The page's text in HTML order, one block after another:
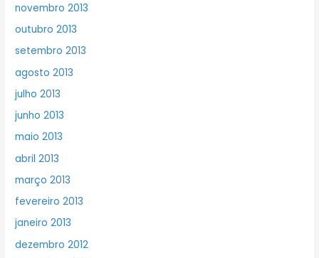
novembro 2013
outubro 2013
setembro 2013
agosto 2013
julho 2013
junho 2013
maio 2013
abril 2013
março 2013
fevereiro 2013
janeiro 2013
dezembro 2012